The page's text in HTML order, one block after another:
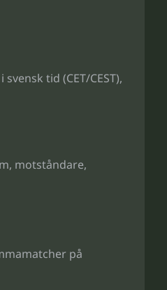
tid (CET/CEST),
motståndare,
på